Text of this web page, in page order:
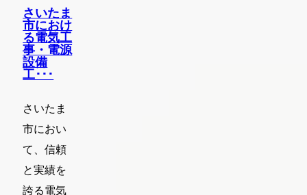
さいたま
市におけ
る電気工
事・電源
設備
工･･･
さいたま
市におい
て、信頼
と実績を
誇る電気